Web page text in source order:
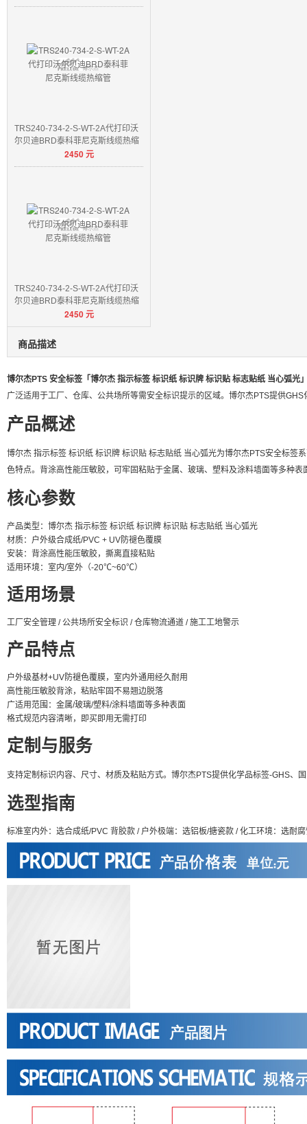
TRS240-734-2-S-WT-2A代打印沃
尔贝迪BRD泰科菲尼克斯线缆热缩
2450元
TRS240-734-2-S-WT-2A代打印沃
尔贝迪BRD泰科菲尼克斯线缆热缩
2450元
商品描述
博尔杰PTS 安全标签「博尔杰 指示标签 标识纸 标识牌 标识贴 标志贴纸 当心弧光
广泛适用于工厂、仓库、公共场所等需安全标识提示的区域。博尔杰PTS提供
产品概述
博尔杰 指示标签 标识纸 标识牌 标识贴 标志贴纸 当心弧光为博尔杰PTS安全标
色特点。背涂高性能压敏胶，可牢固粘贴于金属、玻璃、塑料及涂料墙面等多种
核心参数
产品类型：博尔杰 指示标签 标识纸 标识牌 标识贴 标志贴纸 当心弧光
材质：户外级合成纸/PVC + UV防褪色覆膜
安装：背涂高性能压敏胶，撕离直接粘贴
适用环境：室内/室外（-20℃~60℃）
适用场景
工厂安全管理 / 公共场所安全标识 / 仓库物流通道 / 施工工地警示
产品特点
户外级基材+UV防褪色覆膜，室内外通用经久耐用
高性能压敏胶背涂，粘贴牢固不易翘边脱落
广适用范围：金属/玻璃/塑料/涂料墙面等多种表面
格式规范内容清晰，即买即用无需打印
定制与服务
支持定制标识内容、尺寸、材质及粘贴方式。博尔杰PTS提供化学品标签-GHS
选型指南
标准室内外：选合成纸/PVC 背胶款 / 户外极端：选铝板/搪瓷款 / 化工环境：选耐